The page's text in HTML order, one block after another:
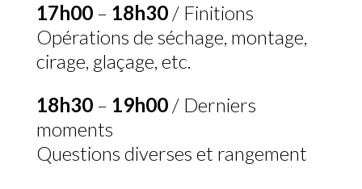
17h00– 18h30/ Finitions
Opérations de séchage, montage,
cirage, glaçage, etc.
18h30– 19h00/ Derniers
moments
Questions diverses et rangement